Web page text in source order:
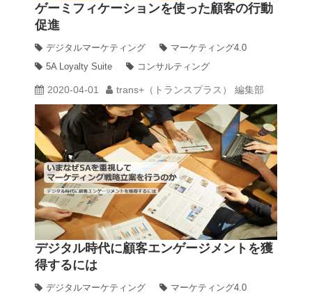
ゲーミフィケーションを使った顧客の行動
促進
デジタルマーケティング
マーケティング4.0
5A Loyalty Suite
コンサルティング
2020-04-01 trans+（トランスプラス） 編集部
デジタル時代に顧客エンゲージメントを獲
得するには
デジタルマーケティング
マーケティング4.0